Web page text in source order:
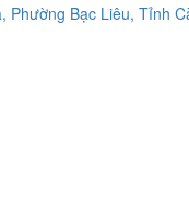
Phường Bạc Liêu, Tỉnh